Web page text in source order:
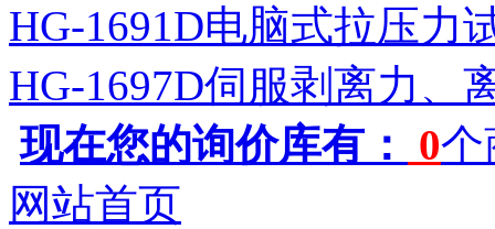
HG-1691D电脑式拉压力
HG-1697D伺服剥离力、
现在您的询价库有：
0个
网站首页